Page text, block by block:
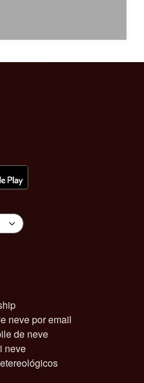
neve por email
de neve
neve